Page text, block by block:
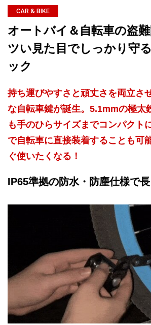
CAR & BIKE
オートバイ＆自転車の盗
ツい見た目でしっかり守
ック
持ち運びやすさと頑丈さを両立さ
な自転車鍵が誕生。5.1mmの極太
も手のひらサイズまでコンパクト
で自転車に直接装着することも可
ぐ使いたくなる！
IP65準拠の防水・防塵仕様で